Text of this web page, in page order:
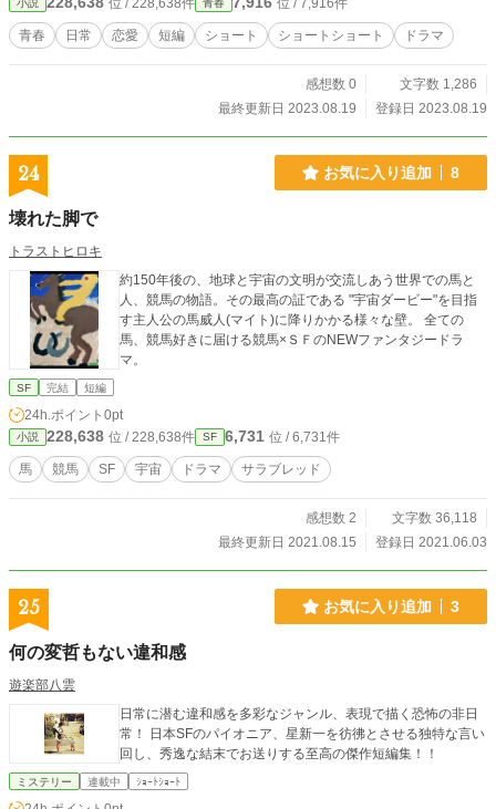
小説 位 / 228,638件 青春 位 / 7,916件
青春 日常 恋愛 短編 ショート ショートショート ドラマ
感想数 0
文字数 1,286
最終更新日 2023.08.19
登録日 2023.08.19
24 お気に入り追加 8
壊れた脚で
トラストヒロキ
約150年後の、地球と宇宙の文明が交流しあう世界での馬と
人、競馬の物語。その最高の証である "宇宙ダービー"を目指
す主人公の馬威人(マイト)に降りかかる様々な壁。 全ての
馬、競馬好きに届ける競馬×ＳＦのNEWファンタジードラ
マ。
SF 完結 短編
24h.ポイント 0pt
小説 228,638 位 / 228,638件 SF 6,731 位 / 6,731件
馬 競馬 SF 宇宙 ドラマ サラブレッド
感想数 2
文字数 36,118
最終更新日 2021.08.15
登録日 2021.06.03
25 お気に入り追加 3
何の変哲もない違和感
遊楽部八雲
日常に潜む違和感を多彩なジャンル、表現で描く恐怖の非日
常！ 日本SFのパイオニア、星新一を彷彿とさせる独特な言い
回し、秀逸な結末でお送りする至高の傑作短編集！！
ミステリー 連載中 ｼｮｰﾄｼｮｰﾄ